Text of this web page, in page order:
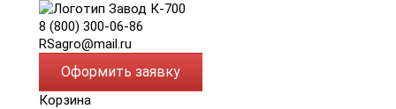
8 (800) 300-06-86
RSagro@mail.ru
Оформить заявку
Корзина